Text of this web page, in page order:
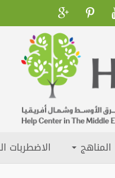
المناهج الاضطربات